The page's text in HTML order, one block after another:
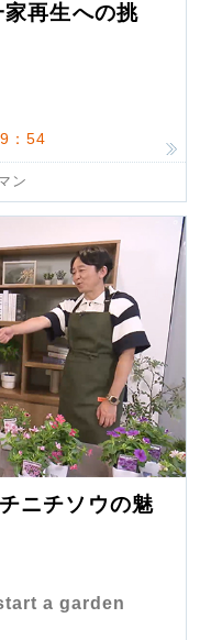
再生への挑
：54
ン
ニチソウの魅
a garden